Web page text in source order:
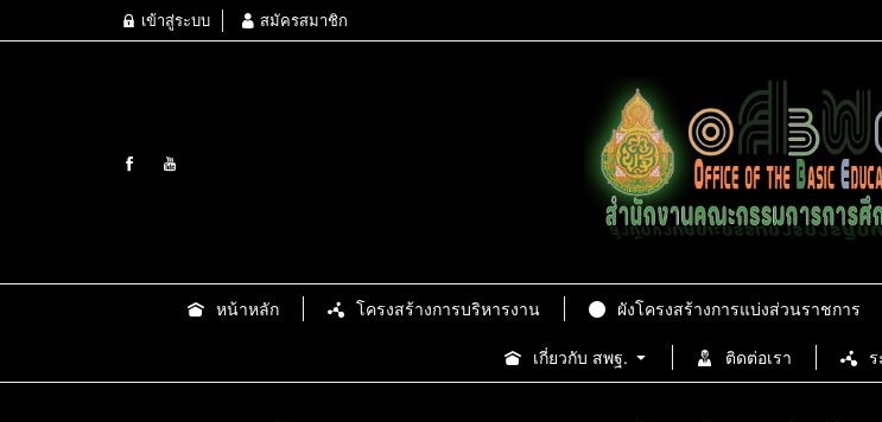
เข้าสู่ระบบ สมัครสมาชิก
หน้าหลัก โครงสร้างการบริหารงาน ผังโครงสร้างการแบ่งส่วนราชการ
เกี่ยวกับ สพฐ. ติดต่อเรา